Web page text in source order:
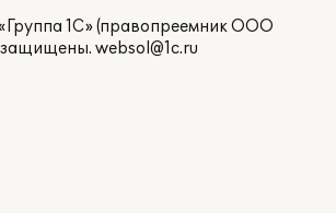
1С» (правопреемник ООО
защищены. websol@1c.ru